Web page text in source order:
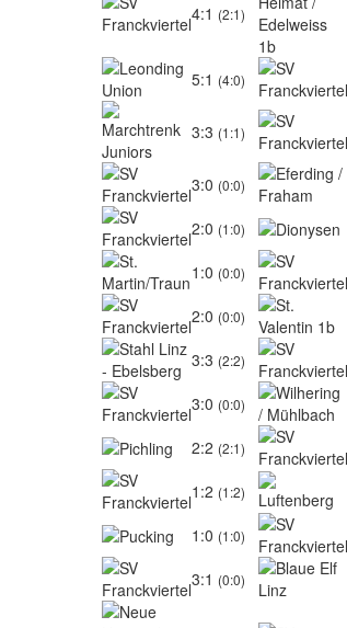
4:1 (2:1)
5:1 (4:0)
3:3 (1:1)
3:0 (0:0)
2:0 (1:0)
1:0 (0:0)
2:0 (0:0)
3:3 (2:2)
3:0 (0:0)
2:2 (2:1)
1:2 (1:2)
1:0 (1:0)
3:1 (0:0)